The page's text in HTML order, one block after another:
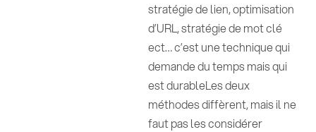
stratégie de lien, optimisation
d’URL, stratégie de mot clé
ect… c’est une technique qui
demande du temps mais qui
est durableLes deux
méthodes diffèrent, mais il ne
faut pas les considérer